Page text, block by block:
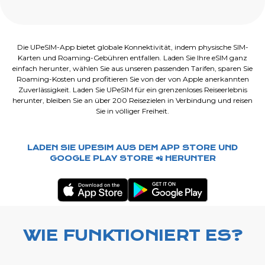
Die UPeSIM-App bietet globale Konnektivität, indem physische SIM-
Karten und Roaming-Gebühren entfallen. Laden Sie Ihre eSIM ganz
einfach herunter, wählen Sie aus unseren passenden Tarifen, sparen Sie
Roaming-Kosten und profitieren Sie von der von Apple anerkannten
Zuverlässigkeit. Laden Sie UPeSIM für ein grenzenloses Reiseerlebnis
herunter, bleiben Sie an über 200 Reisezielen in Verbindung und reisen
Sie in völliger Freiheit.
LADEN SIE UPESIM AUS DEM APP STORE UND
GOOGLE PLAY STORE 📲 HERUNTER
WIE FUNKTIONIERT ES?